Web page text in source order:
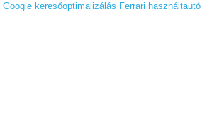
Google keresőoptimalizálás Ferrari használtautó